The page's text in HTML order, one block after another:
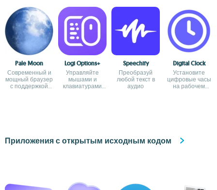
Pale Moon
Современный и
мощный браузер
с поддержкой
Logi Options+
Управляйте
мышами и
клавиатурами
Speechify
Преобразуй
любой текст в
аудио
Digital Clock
Установите
цифровые часы
на рабочем
Приложения с открытым исходным кодом